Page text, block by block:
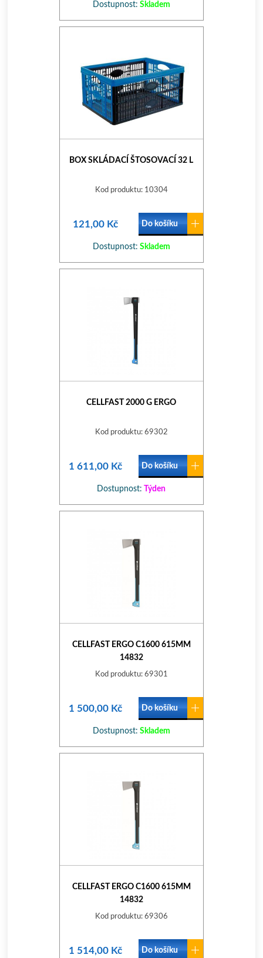
Dostupnost: Skladem
BOX SKLÁDACÍ ŠTOSOVACÍ 32 L
Kod produktu: 10304
121,00 Kč Do košíku
Dostupnost: Skladem
CELLFAST 2000 G ERGO
Kod produktu: 69302
1 611,00 Kč Do košíku
Dostupnost: Týden
CELLFAST ERGO C1600 615MM
14832
Kod produktu: 69301
1 500,00 Kč Do košíku
Dostupnost: Skladem
CELLFAST ERGO C1600 615MM
14832
Kod produktu: 69306
1 514,00 Kč Do košíku